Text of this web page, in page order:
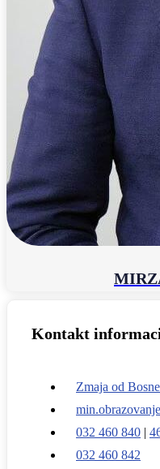
Kontakt
Zmaja od
032 460 840 |
032 460 842